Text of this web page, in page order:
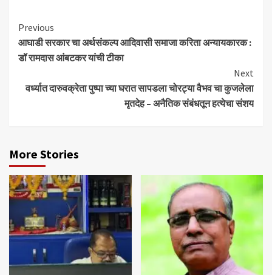
Continue
Reading
Previous
आघाडी सरकार चा अर्थसंकल्प आदिवासी समाजा करिता अन्यायकारक :
डॉ रामदास आंबटकर यांची टीका
Next
वर्ध्यात दारुवक्रेता पुष्पा च्या घरात सापडला चोरट्या वैभव चा कुजलेला
मृतदेह – अनैतिक संबंधतून हत्येचा संशय
More Stories